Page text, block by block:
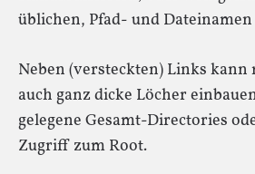
üblichen, Pfad- und
Neben (versteckten) Links
auch ganz dicke Löcher
gelegene Gesamt-Directories
Zugriff zum Root.